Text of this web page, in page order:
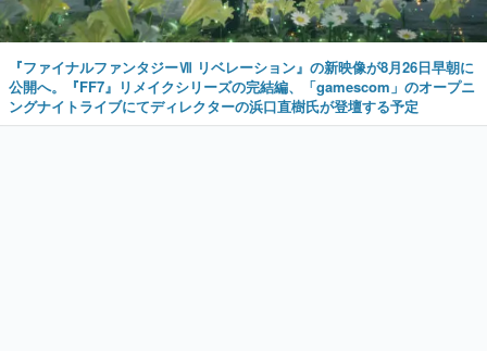
『ファイナルファンタジーⅦ リベレーション』の新映像が8月26日早朝に
公開へ。『FF7』リメイクシリーズの完結編、「gamescom」のオープニ
ングナイトライブにてディレクターの浜口直樹氏が登壇する予定